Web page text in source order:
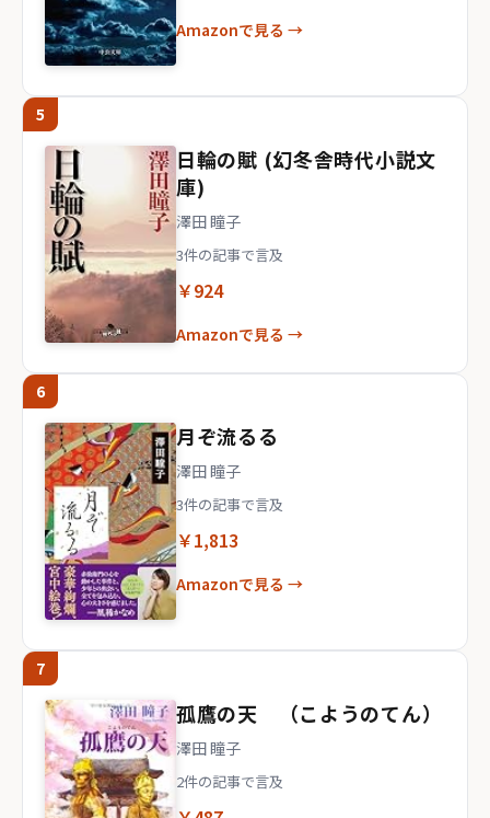
Amazonで見る →
5
日輪の賦 (幻冬舎時代小説文
庫)
澤田 瞳子
3件の記事で言及
￥924
Amazonで見る →
6
月ぞ流るる
澤田 瞳子
3件の記事で言及
￥1,813
Amazonで見る →
7
孤鷹の天 （こようのてん）
澤田 瞳子
2件の記事で言及